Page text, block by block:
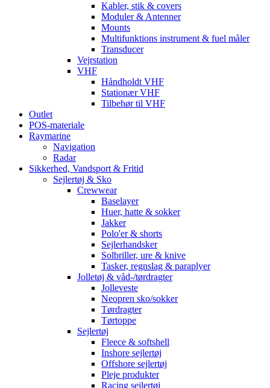
Kabler, stik & covers
Moduler & Antenner
Mounts
Multifunktions instrument & fuel måler
Transducer
Vejrstation
VHF
Håndholdt VHF
Stationær VHF
Tilbehør til VHF
Outlet
POS-materiale
Raymarine
Navigation
Radar
Sikkerhed, Vandsport & Fritid
Sejlertøj & Sko
Crewwear
Baselayer
Huer, hatte & sokker
Jakker
Polo'er & shorts
Sejlerhandsker
Solbriller, ure & knive
Tasker, regnslag & paraplyer
Jolletøj & våd-/tørdragter
Jolleveste
Neopren sko/sokker
Tørdragter
Tørtoppe
Sejlertøj
Fleece & softshell
Inshore sejlertøj
Offshore sejlertøj
Pleje produkter
Racing sejlertøj